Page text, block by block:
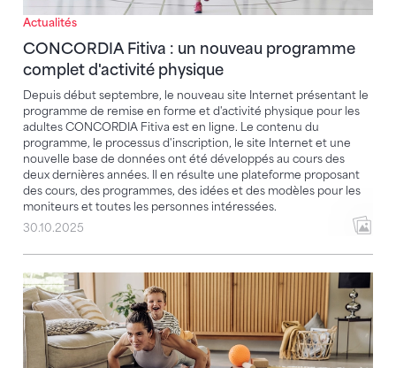
Actualités
CONCORDIA Fitiva : un nouveau programme
complet d'activité physique
Depuis début septembre, le nouveau site Internet présentant le
programme de remise en forme et d'activité physique pour les
adultes CONCORDIA Fitiva est en ligne. Le contenu du
programme, le processus d'inscription, le site Internet et une
nouvelle base de données ont été développés au cours des
deux dernières années. Il en résulte une plateforme proposant
des cours, des programmes, des idées et des modèles pour les
moniteurs et toutes les personnes intéressées.
30.10.2025
Une équipe forte : la FSG et CONCORDIA lancent